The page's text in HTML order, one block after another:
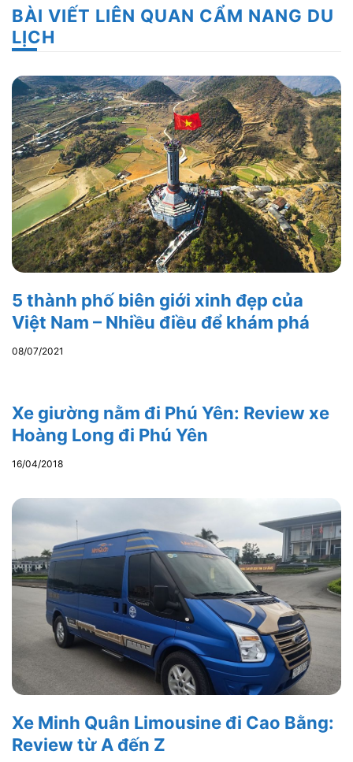
BÀI VIẾT LIÊN QUAN CẨM NANG DU
LỊCH
5 thành phố biên giới xinh đẹp của
Việt Nam – Nhiều điều để khám phá
08/07/2021
Xe giường nằm đi Phú Yên: Review xe
Hoàng Long đi Phú Yên
16/04/2018
Xe Minh Quân Limousine đi Cao Bằng:
Review từ A đến Z